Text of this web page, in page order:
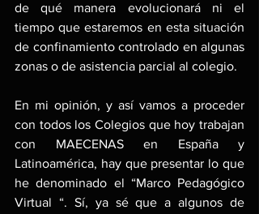
de qué manera evolucionará ni el
tiempo que estaremos en esta situación
de confinamiento controlado en algunas
zonas o de asistencia parcial al colegio.
En mi opinión, y así vamos a proceder
con todos los Colegios que hoy trabajan
con MAECENAS en España y
Latinoamérica, hay que presentar lo que
he denominado el “Marco Pedagógico
Virtual “. Sí, ya sé que a algunos de